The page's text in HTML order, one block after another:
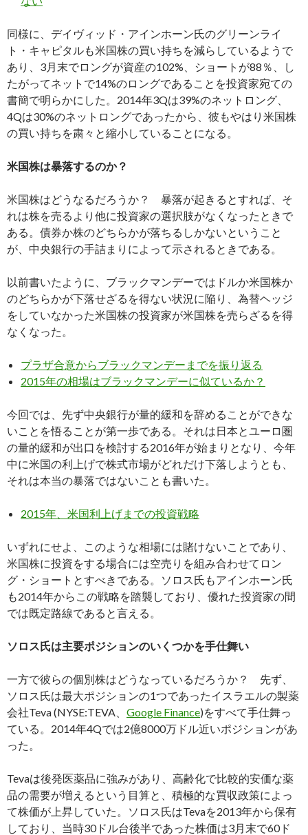
同様に、デイヴィッド・アインホーン氏のグリーンライ
ト・キャピタルも米国株の買い持ちを減らしているようで
あり、3月末でロングが資産の102%、ショートが88％、し
たがってネットで14%のロングであることを投資家宛ての
書簡で明らかにした。2014年3Qは39%のネットロング、
4Qは30%のネットロングであったから、彼もやはり米国株
の買い持ちを粛々と縮小していることになる。
米国株は暴落するのか？
米国株はどうなるだろうか？ 暴落が起きるとすれば、そ
れは株を売るより他に投資家の選択肢がなくなったときで
ある。債券か株のどちらかが落ちるしかないということ
が、中央銀行の手詰まりによって示されるときである。
以前書いたように、ブラックマンデーではドルか米国株か
のどちらかが下落せざるを得ない状況に陥り、為替ヘッジ
をしていなかった米国株の投資家が米国株を売らざるを得
なくなった。
プラザ合意からブラックマンデーまでを振り返る
2015年の相場はブラックマンデーに似ているか？
今回では、先ず中央銀行が量的緩和を辞めることができな
いことを悟ることが第一歩である。それは日本とユーロ圏
の量的緩和が出口を検討する2016年が始まりとなり、今年
中に米国の利上げで株式市場がどれだけ下落しようとも、
それは本当の暴落ではないことも書いた。
2015年、米国利上げまでの投資戦略
いずれにせよ、このような相場には賭けないことであり、
米国株に投資をする場合には空売りを組み合わせてロン
グ・ショートとすべきである。ソロス氏もアインホーン氏
も2014年からこの戦略を踏襲しており、優れた投資家の間
では既定路線であると言える。
ソロス氏は主要ポジションのいくつかを手仕舞い
一方で彼らの個別株はどうなっているだろうか？ 先ず、
ソロス氏は最大ポジションの1つであったイスラエルの製薬
会社Teva (NYSE:TEVA、 Google Finance)をすべて手仕舞っ
ている。2014年4Qでは2億8000万ドル近いポジションがあ
った。
Tevaは後発医薬品に強みがあり、高齢化で比較的安価な薬
品の需要が増えるという目算と、積極的な買収政策によっ
て株価が上昇していた。ソロス氏はTevaを2013年から保有
しており、当時30ドル台後半であった株価は3月末で60ド